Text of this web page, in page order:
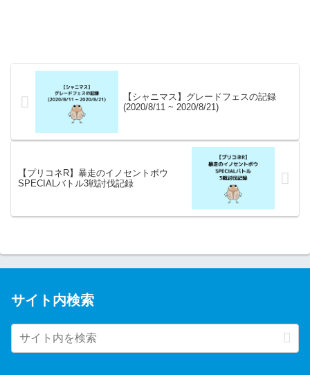
【シャニマス】グレードフェスの記録
(2020/8/11 ~ 2020/8/21)
【プリコネR】暴走のイノセントボウ
SPECIALバトル3戦討伐記録
サイト内検索